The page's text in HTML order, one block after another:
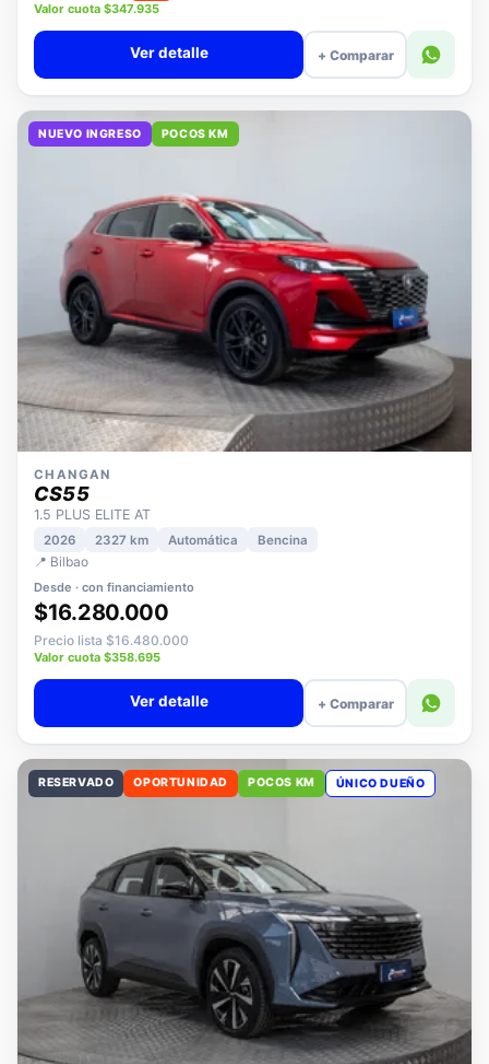
$15.980.000
−6%
Valor cuota $347.935
+ Comparar
CHANGAN
CS55
1.5 PLUS ELITE AT
2026
📍 Bilbao
Desde · con financiamiento
$16.280.000
Precio lista $16.480.000
Valor cuota $358.695
+ Comparar
RESERVADO OPORTUNIDAD POCOS KM